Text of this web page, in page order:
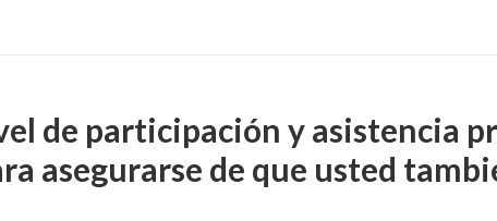
de participación y asistencia
asegurarse de que usted